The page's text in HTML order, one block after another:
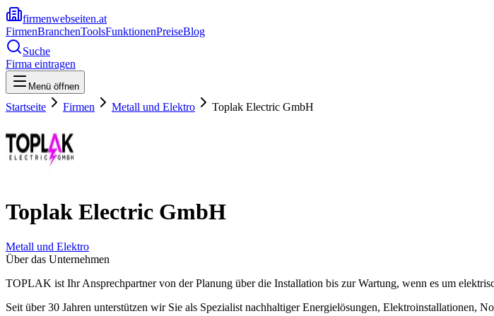
firmenwebseiten.at
FirmenBranchenToolsFunktionenPreiseBlog
Suche
Firma eintragen
Menü öffnen
Startseite Firmen Metall und Elektro Toplak Electric GmbH
Toplak Electric GmbH
Metall und Elektro
Über das Unternehmen
TOPLAK ist Ihr Ansprechpartner von der Planung über die Installation bis zur Wartung, wenn es um
Seit über 30 Jahren unterstützen wir Sie als Spezialist nachhaltiger Energielösungen, Elektroinstallationen,